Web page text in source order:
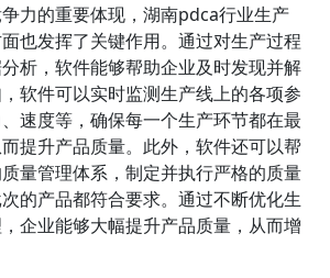
力的重要体现，湖南pdca行业生产
也发挥了关键作用。通过对生产过程
析，软件能够帮助企业及时发现并解
软件可以实时监测生产线上的各项参
速度等，确保每一个生产环节都在最
提升产品质量。此外，软件还可以帮
量管理体系，制定并执行严格的质量
的产品都符合要求。通过不断优化生
企业能够大幅提升产品质量，从而增